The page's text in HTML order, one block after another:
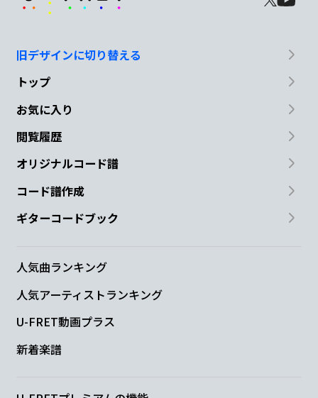
旧デザインに切り替える
トップ
お気に入り
閲覧履歴
オリジナルコード譜
コード譜作成
ギターコードブック
人気曲ランキング
人気アーティストランキング
U-FRET動画プラス
新着楽譜